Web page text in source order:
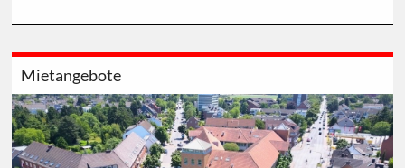
Mietangebote